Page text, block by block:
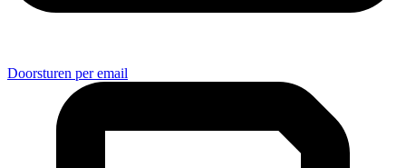
Doorsturen per email